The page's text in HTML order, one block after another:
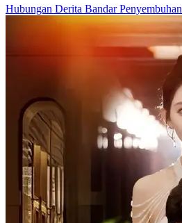
Hubungan Derita BandarPenyembuhan